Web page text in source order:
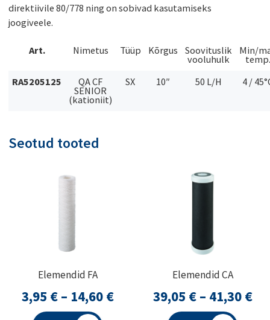
direktiivile 80/778 ning on sobivad kasutamiseks
joogiveele.
Art. Nimetus Tüüp Kõrgus Soovituslik
vooluhulk
Min/
temp.
RA5205125
QA CF
SENIOR
(kationiit)
SX 10″ 50 L/H 4 /
Seotud tooted
Elemendid FA
3,95 € – 14,60 €Hinnavahemik:
Elemendid CA
39,05 € – 41,30 €